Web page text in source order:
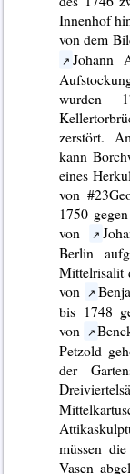
Innenhof
von dem
Johann
wurden
zerstört.
kann
eines
von
1750
von
Berlin
Mittelrisalit
von
bis 1748
von
Petzold
der
müssen
Vasen